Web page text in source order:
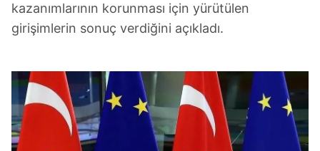
kazanımlarının korunması için yürütülen
girişimlerin sonuç verdiğini açıkladı.